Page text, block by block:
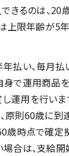
きるのは、20
上限年齢が5
年払い、毎月
身で運用商品
運用を行いま
原則60歳に到
歳時点で確
合は、支給